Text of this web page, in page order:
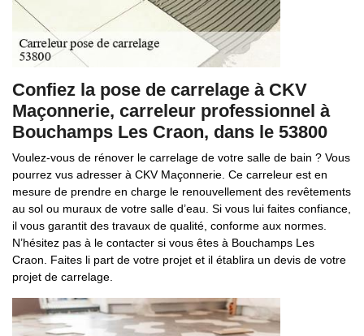
Confiez la pose de carrelage à CKV
Maçonnerie, carreleur professionnel à
Bouchamps Les Craon, dans le 53800
Voulez-vous de rénover le carrelage de votre salle de bain ? Vous
pourrez vus adresser à CKV Maçonnerie. Ce carreleur est en
mesure de prendre en charge le renouvellement des revêtements
au sol ou muraux de votre salle d’eau. Si vous lui faites confiance,
il vous garantit des travaux de qualité, conforme aux normes.
N’hésitez pas à le contacter si vous êtes à Bouchamps Les
Craon. Faites li part de votre projet et il établira un devis de votre
projet de carrelage.